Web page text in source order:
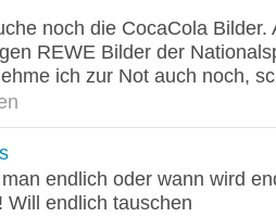
noch die CocaCola Bilder.
REWE Bilder der
ich zur Not auch noch,
endlich oder wann wird
Will endlich tauschen